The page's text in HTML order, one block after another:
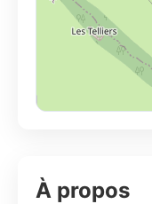
À propos